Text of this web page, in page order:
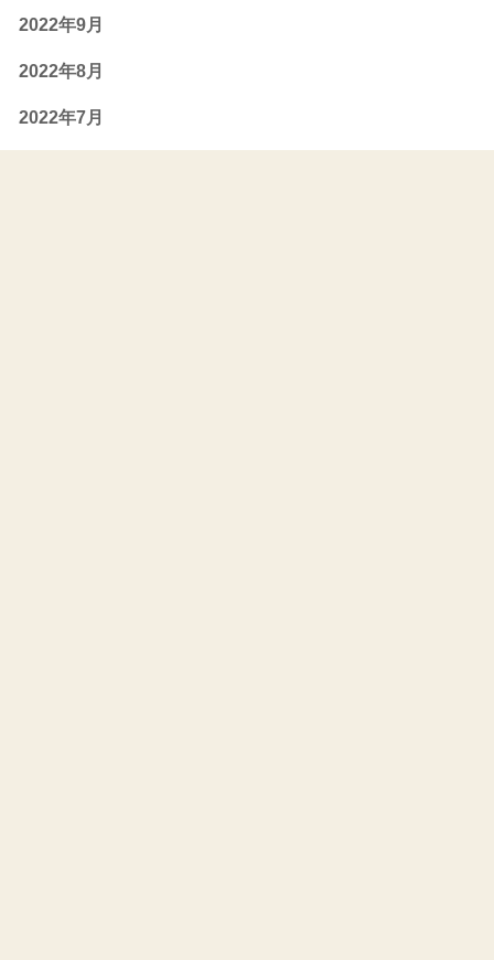
2022年9月
2022年8月
2022年7月